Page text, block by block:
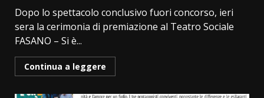
Dopo lo spettacolo conclusivo fuori concorso, ieri
sera la cerimonia di premiazione al Teatro Sociale
FASANO – Si è...
Continua a leggere